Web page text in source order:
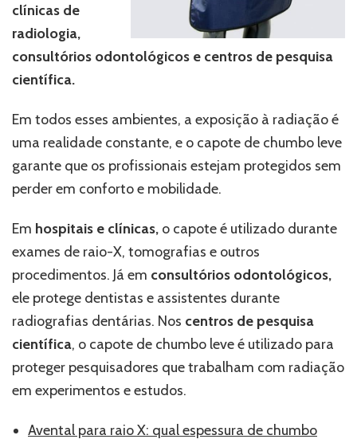
clínicas de
radiologia,
consultórios odontológicos e centros de pesquisa
científica.
Em todos esses ambientes, a exposição à radiação é
uma realidade constante, e o capote de chumbo leve
garante que os profissionais estejam protegidos sem
perder em conforto e mobilidade.
Em hospitais e clínicas, o capote é utilizado durante
exames de raio-X, tomografias e outros
procedimentos. Já em consultórios odontológicos,
ele protege dentistas e assistentes durante
radiografias dentárias. Nos centros de pesquisa
científica, o capote de chumbo leve é utilizado para
proteger pesquisadores que trabalham com radiação
em experimentos e estudos.
Avental para raio X: qual espessura de chumbo